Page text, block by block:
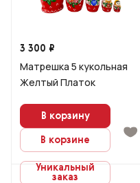
3 300 ₽
Матрешка 5 кукольная
Желтый Платок
В корзину
В корзине
Уникальный
заказ